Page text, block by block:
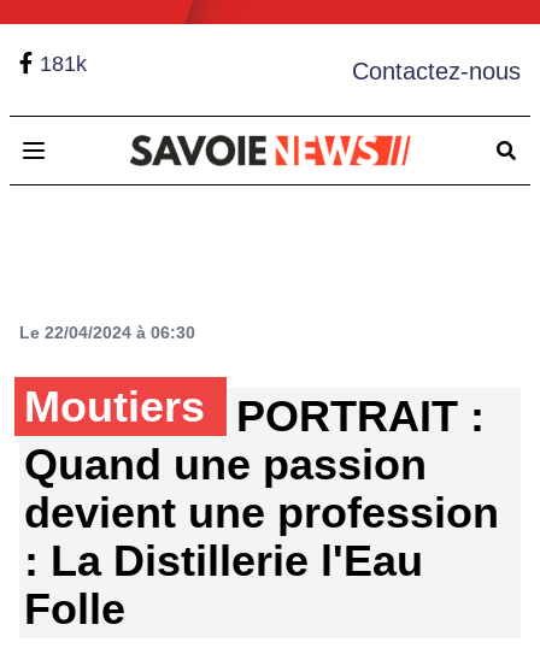
181k Contactez-nous
Open main menu
Le 22/04/2024 à 06:30
Moutiers
PORTRAIT :
Quand une passion
devient une profession
: La Distillerie l'Eau
Folle